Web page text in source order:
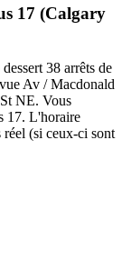
17 (Calgary
38 arrêts de
Av / Macdonald
NE. Vous
17. L'horaire
réel (si ceux-ci sont